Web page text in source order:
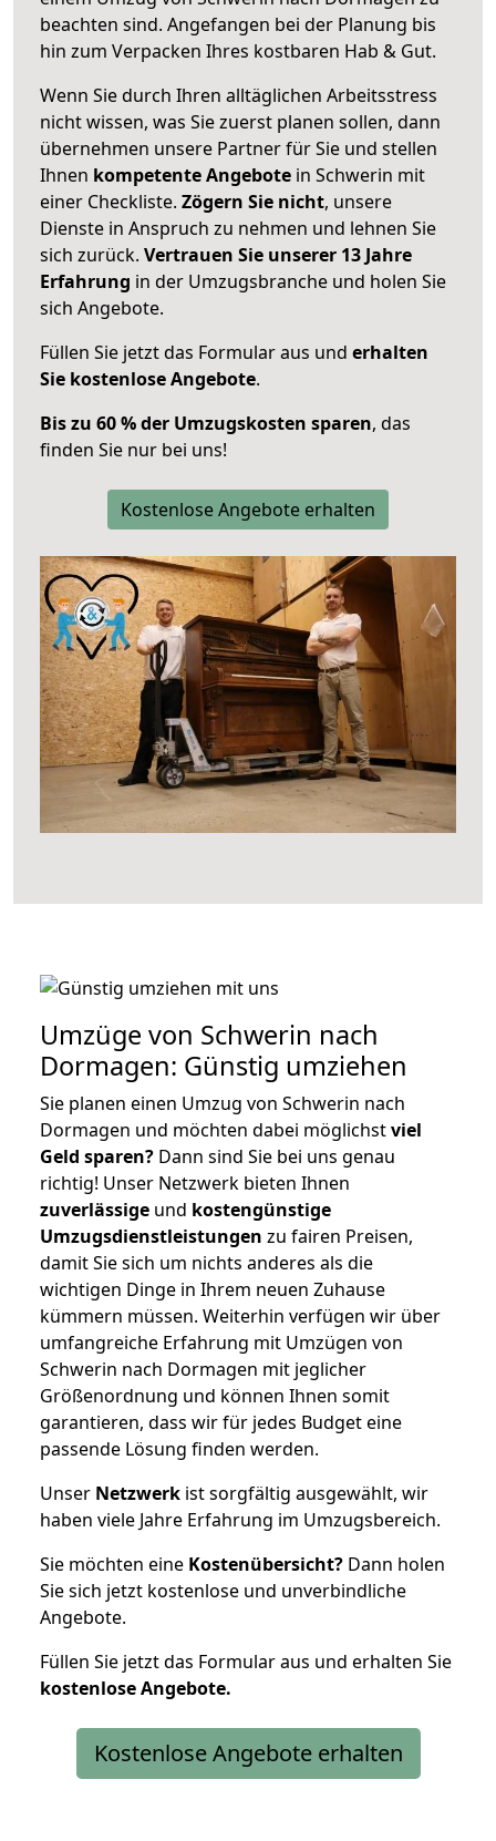
beachten sind. Angefangen bei der Planung bis
hin zum Verpacken Ihres kostbaren Hab & Gut.
Wenn Sie durch Ihren alltäglichen Arbeitsstress
nicht wissen, was Sie zuerst planen sollen, dann
übernehmen unsere Partner für Sie und stellen
Ihnen kompetente Angebote in Schwerin mit
einer Checkliste. Zögern Sie nicht, unsere
Dienste in Anspruch zu nehmen und lehnen Sie
sich zurück. Vertrauen Sie unserer 13 Jahre
Erfahrung in der Umzugsbranche und holen Sie
sich Angebote.
Füllen Sie jetzt das Formular aus und erhalten
Sie kostenlose Angebote.
Bis zu 60 % der Umzugskosten sparen, das
finden Sie nur bei uns!
Kostenlose Angebote erhalten
Umzüge von Schwerin nach
Dormagen: Günstig umziehen
Sie planen einen Umzug von Schwerin nach
Dormagen und möchten dabei möglichstviel
Geld sparen? Dann sind Sie bei uns genau
richtig! Unser Netzwerk bieten Ihnen
zuverlässige und kostengünstige
Umzugsdienstleistungen zu fairen Preisen,
damit Sie sich um nichts anderes als die
wichtigen Dinge in Ihrem neuen Zuhause
kümmern müssen. Weiterhin verfügen wir über
umfangreiche Erfahrung mit Umzügen von
Schwerin nach Dormagen mit jeglicher
Größenordnung und können Ihnen somit
garantieren, dass wir für jedes Budget eine
passende Lösung finden werden.
Unser Netzwerk ist sorgfältig ausgewählt, wir
haben viele Jahre Erfahrung im Umzugsbereich.
Sie möchten eine Kostenübersicht? Dann holen
Sie sich jetzt kostenlose und unverbindliche
Angebote.
Füllen Sie jetzt das Formular aus und erhalten Sie
kostenloseAngebote.
Kostenlose Angebote erhalten